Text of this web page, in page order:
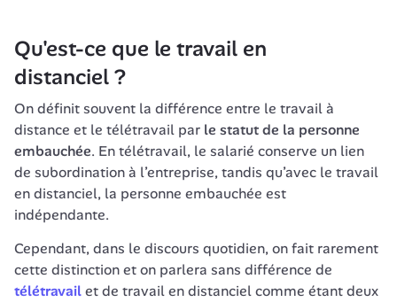
Qu'est-ce que le travail en
distanciel ?
On définit souvent la différence entre le travail à
distance et le télétravail par le statut de la personne
embauchée. En télétravail, le salarié conserve un lien
de subordination à l’entreprise, tandis qu’avec le travail
en distanciel, la personne embauchée est
indépendante.
Cependant, dans le discours quotidien, on fait rarement
télétravail et de travail en distanciel comme étant deux